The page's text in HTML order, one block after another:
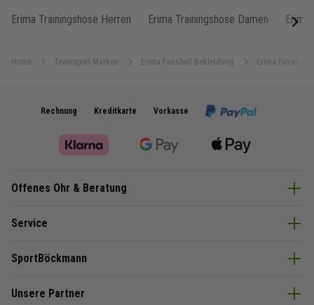
Home Teamsport Marken Erima Fussball Bekleidung Erima Fussball
Rechnung Kreditkarte Vorkasse
Offenes Ohr & Beratung
Service
SportBöckmann
Unsere Partner
Erima Trainingshose Herren Erima Trainingshose Damen
Erima